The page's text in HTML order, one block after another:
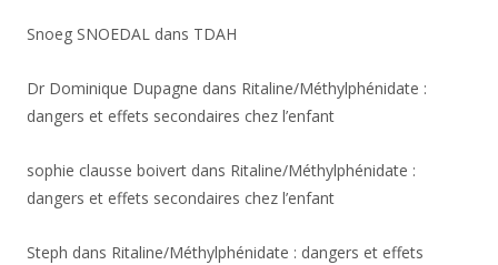
Snoeg SNOEDAL dans TDAH
Dr Dominique Dupagne dans Ritaline/Méthylphénidate :
dangers et effets secondaires chez l’enfant
sophie clausse boivert dans Ritaline/Méthylphénidate :
dangers et effets secondaires chez l’enfant
Steph dans Ritaline/Méthylphénidate : dangers et effets